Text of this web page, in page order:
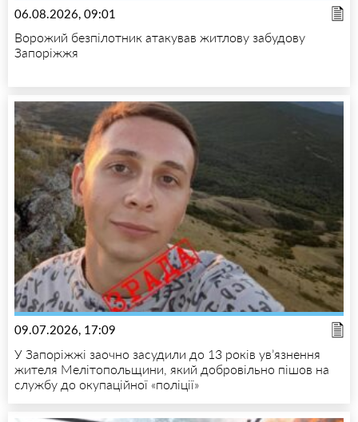
06.08.2026, 09:01
Ворожий безпілотник атакував житлову забудову
Запоріжжя
09.07.2026, 17:09
У Запоріжжі заочно засудили до 13 років ув’язнення
жителя Мелітопольщини, який добровільно пішов на
службу до окупаційної «поліції»